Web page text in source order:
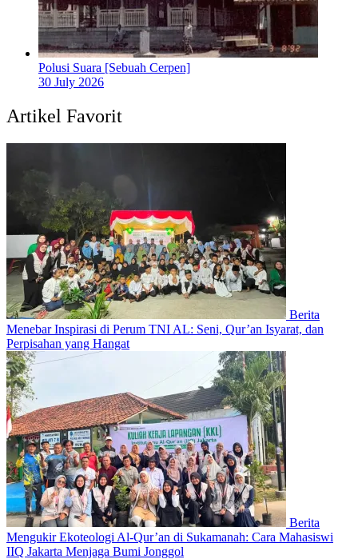
Polusi Suara [Sebuah Cerpen]
30 July 2026
Artikel Favorit
Berita
Menebar Inspirasi di Perum TNI AL: Seni, Qur’an Isyarat, dan
Perpisahan yang Hangat
Berita
Mengukir Ekoteologi Al-Qur’an di Sukamanah: Cara Mahasiswi
IIQ Jakarta Menjaga Bumi Jonggol